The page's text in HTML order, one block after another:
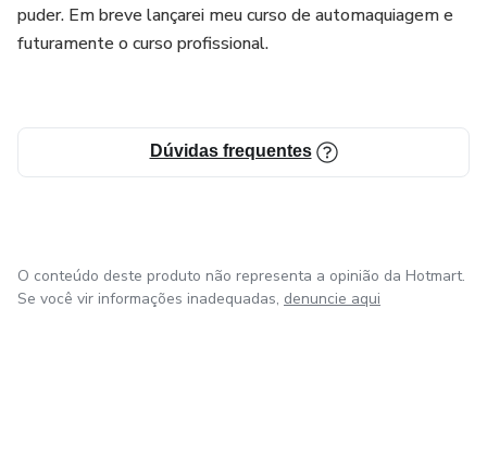
puder. Em breve lançarei meu curso de automaquiagem e
futuramente o curso profissional.
Dúvidas frequentes
O conteúdo deste produto não representa a opinião da Hotmart.
Se você vir informações inadequadas, denuncie aqui